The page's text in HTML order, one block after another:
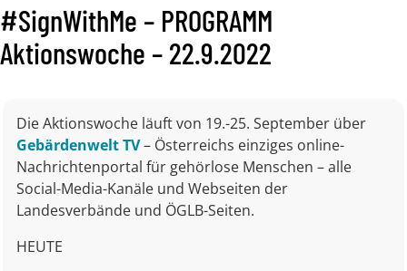
#SignWithMe – PROGRAMM
Aktionswoche – 22.9.2022
Die Aktionswoche läuft von 19.-25. September über
Gebärdenwelt TV– Österreichs einziges online-
Nachrichtenportal für gehörlose Menschen – alle
Social-Media-Kanäle und Webseiten der
Landesverbände und ÖGLB-Seiten.
HEUTE